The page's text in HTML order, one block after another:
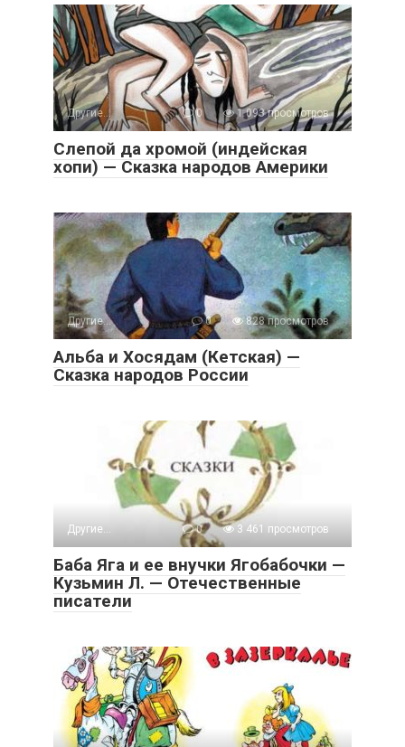
Другие... 0 1 093 просмотров
Слепой да хромой (индейская
хопи) — Сказка народов Америки
Другие... 0 828 просмотров
Альба и Хосядам (Кетская) —
Сказка народов России
Другие... 0 3 461 просмотров
Баба Яга и ее внучки Ягобабочки —
Кузьмин Л. — Отечественные
писатели